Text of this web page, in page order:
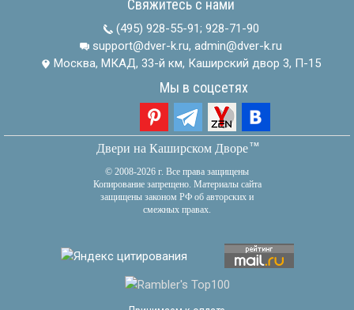
Свяжитесь с нами
(495) 928-55-91; 928-71-90
support@dver-k.ru, admin@dver-k.ru
Москва, МКАД, 33-й км, Каширский двор 3, П-15
Мы в соцсетях
Двери на Каширском Дворетм
© 2008-2026 г. Все права защищены
Копирование запрещено. Материалы сайта
защищены законом РФ об авторских и
смежных правах.